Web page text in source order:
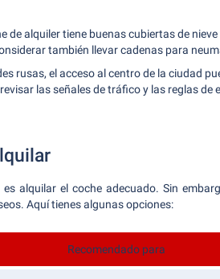
de alquiler tiene buenas cubiertas de
también llevar cadenas para
rusas, el acceso al centro de la ciudad
las señales de tráfico y las reglas de
alquilar el coche adecuado. Sin
Aquí tienes algunas opciones:
Recomendado para